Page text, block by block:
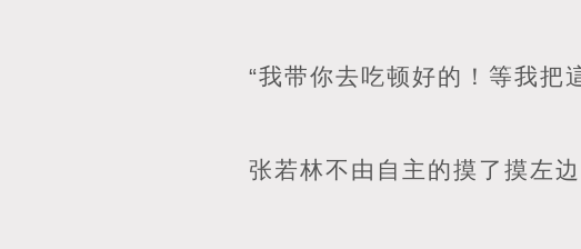
“我带你去吃顿好的！等我把
张若林不由自主的摸了摸左